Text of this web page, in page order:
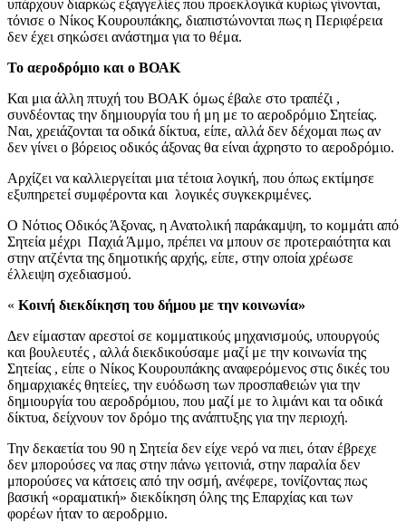
υπάρχουν διαρκώς εξαγγελίες που προεκλογικά κυρίως γίνονται,
τόνισε ο Νίκος Κουρουπάκης, διαπιστώνονται πως η Περιφέρεια
δεν έχει σηκώσει ανάστημα για το θέμα.
Το αεροδρόμιο και ο ΒΟΑΚ
Και μια άλλη πτυχή του ΒΟΑΚ όμως έβαλε στο τραπέζι ,
συνδέοντας την δημιουργία του ή μη με το αεροδρόμιο Σητείας.
Ναι, χρειάζονται τα οδικά δίκτυα, είπε, αλλά δεν δέχομαι πως αν
δεν γίνει ο βόρειος οδικός άξονας θα είναι άχρηστο το αεροδρόμιο.
Αρχίζει να καλλιεργείται μια τέτοια λογική, που όπως εκτίμησε
εξυπηρετεί συμφέροντα και λογικές συγκεκριμένες.
Ο Νότιος Οδικός Άξονας, η Ανατολική παράκαμψη, το κομμάτι από
Σητεία μέχρι Παχιά Άμμο, πρέπει να μπουν σε προτεραιότητα και
στην ατζέντα της δημοτικής αρχής, είπε, στην οποία χρέωσε
έλλειψη σχεδιασμού.
« Κοινή διεκδίκηση του δήμου με την κοινωνία»
Δεν είμασταν αρεστοί σε κομματικούς μηχανισμούς, υπουργούς
και βουλευτές , αλλά διεκδικούσαμε μαζί με την κοινωνία της
Σητείας , είπε ο Νίκος Κουρουπάκης αναφερόμενος στις δικές του
δημαρχιακές θητείες, την ευόδωση των προσπαθειών για την
δημιουργία του αεροδρόμιου, που μαζί με το λιμάνι και τα οδικά
δίκτυα, δείχνουν τον δρόμο της ανάπτυξης για την περιοχή.
Την δεκαετία του 90 η Σητεία δεν είχε νερό να πιει, όταν έβρεχε
δεν μπορούσες να πας στην πάνω γειτονιά, στην παραλία δεν
μπορούσες να κάτσεις από την οσμή, ανέφερε, τονίζοντας πως
βασική «οραματική» διεκδίκηση όλης της Επαρχίας και των
φορέων ήταν το αεροδρμιο.